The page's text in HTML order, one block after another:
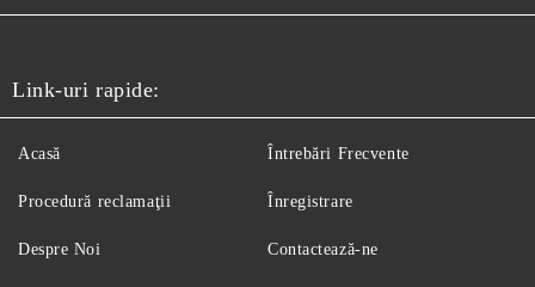
Link-uri rapide:
Acasă
Procedură reclamaţii
Despre Noi
Întrebări Frecvente
Înregistrare
Contactează-ne